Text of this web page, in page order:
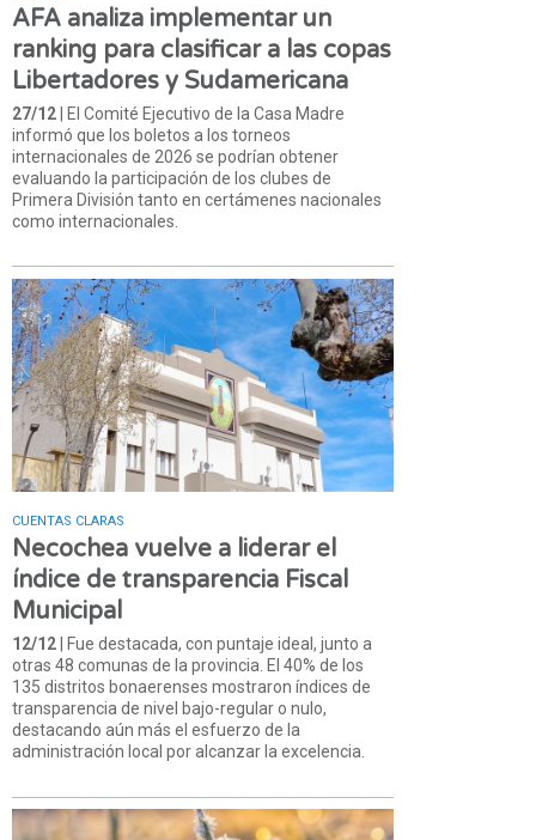
AFA analiza implementar un
ranking para clasificar a las copas
Libertadores y Sudamericana
27/12| El Comité Ejecutivo de la Casa Madre
informó que los boletos a los torneos
internacionales de 2026 se podrían obtener
evaluando la participación de los clubes de
Primera División tanto en certámenes nacionales
como internacionales.
CUENTAS CLARAS
Necochea vuelve a liderar el
índice de transparencia Fiscal
Municipal
12/12 | Fue destacada, con puntaje ideal, junto a
otras 48 comunas de la provincia. El 40% de los
135 distritos bonaerenses mostraron índices de
transparencia de nivel bajo-regular o nulo,
destacando aún más el esfuerzo de la
administración local por alcanzar la excelencia.